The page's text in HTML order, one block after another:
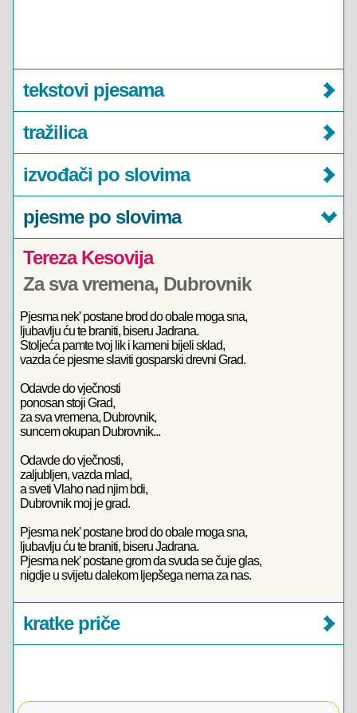
tekstovi pjesama
tražilica
izvođači po slovima
pjesme po slovima
Tereza Kesovija
Za sva vremena, Dubrovnik
Pjesma nek' postane brod do obale moga sna,
ljubavlju ću te braniti, biseru Jadrana.
Stoljeća pamte tvoj lik i kameni bijeli sklad,
vazda će pjesme slaviti gosparski drevni Grad.
Odavde do vječnosti
ponosan stoji Grad,
za sva vremena, Dubrovnik,
suncem okupan Dubrovnik...
Odavde do vječnosti,
zaljubljen, vazda mlad,
a sveti Vlaho nad njim bdi,
Dubrovnik moj je grad.
Pjesma nek' postane brod do obale moga sna,
ljubavlju ću te braniti, biseru Jadrana.
Pjesma nek' postane grom da svuda se čuje glas,
nigdje u svijetu dalekom ljepšega nema za nas.
kratke priče